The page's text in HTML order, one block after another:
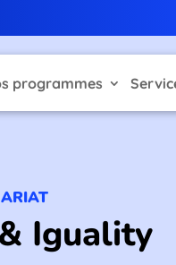
programmes
Iguality